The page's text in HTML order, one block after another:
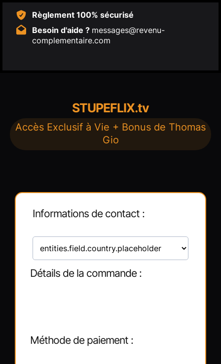
Règlement 100% sécurisé
Besoin d'aide ? messages@revenu-
complementaire.com
STUPEFLIX.tv
Accès Exclusif à Vie + Bonus de Thomas
Gio
Informations de contact :
Détails de la commande :
Méthode de paiement :